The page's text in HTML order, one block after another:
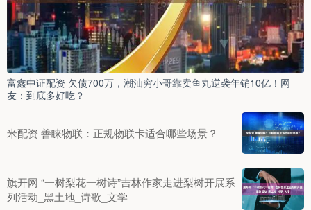
富鑫中证配资 欠债700万，潮汕穷小哥靠卖鱼丸逆袭年销10亿！网
友：到底多好吃？
米配资 善睐物联：正规物联卡适合哪些场景？
旗开网 “一树梨花一树诗”吉林作家走进梨树开展系
列活动_黑土地_诗歌_文学